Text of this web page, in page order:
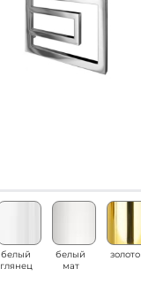
белый
глянец
белый
мат
золото